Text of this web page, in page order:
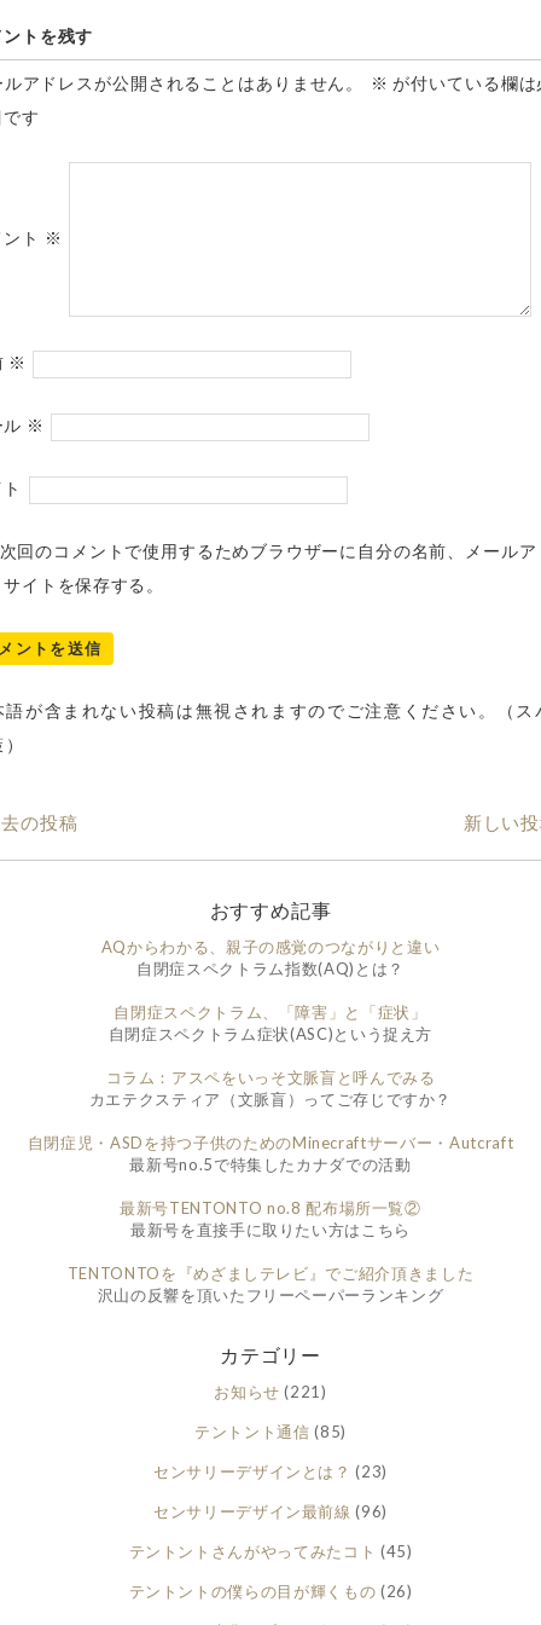
ントを残す
ルアドレスが公開されることはありません。 ※ が付いている欄は
す
ト ※
※
ル ※
次回のコメントで使用するためブラウザーに自分の名前、メールア
サイトを保存する。
語が含まれない投稿は無視されますのでご注意ください。（ス
の投稿 新しい
おすすめ記事
AQからわかる、親子の感覚のつながりと違い
自閉症スペクトラム指数(AQ)とは？
自閉症スペクトラム、「障害」と「症状」
自閉症スペクトラム症状(ASC)という捉え方
コラム：アスペをいっそ文脈盲と呼んでみる
カエテクスティア（文脈盲）ってご存じですか？
自閉症児・ASDを持つ子供のためのMinecraftサーバー・Autcraft
最新号no.5で特集したカナダでの活動
最新号TENTONTO no.8 配布場所一覧②
最新号を直接手に取りたい方はこちら
TENTONTOを『めざましテレビ』でご紹介頂きました
沢山の反響を頂いたフリーペーパーランキング
カテゴリー
お知らせ (221)
テントント通信 (85)
センサリーデザインとは？ (23)
センサリーデザイン最前線 (96)
テントントさんがやってみたコト (45)
テントントの僕らの目が輝くもの (26)